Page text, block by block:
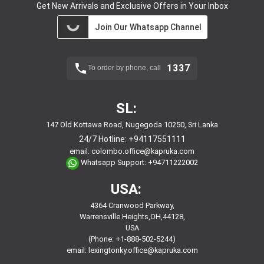
Get New Arrivals and Exclusive Offers in Your Inbox
Join Our Whatsapp Channel
To order by phone, call 1337
SL:
147 Old Kottawa Road, Nugegoda 10250, Sri Lanka
24/7 Hotline: +94117551111
email: colombo.office@kapruka.com
Whatsapp Support: +94711222002
USA:
4364 Cranwood Parkway,
Warrensville Heights,OH,44128,
USA
(Phone: +1-888-502-5244)
email: lexingtonky.office@kapruka.com